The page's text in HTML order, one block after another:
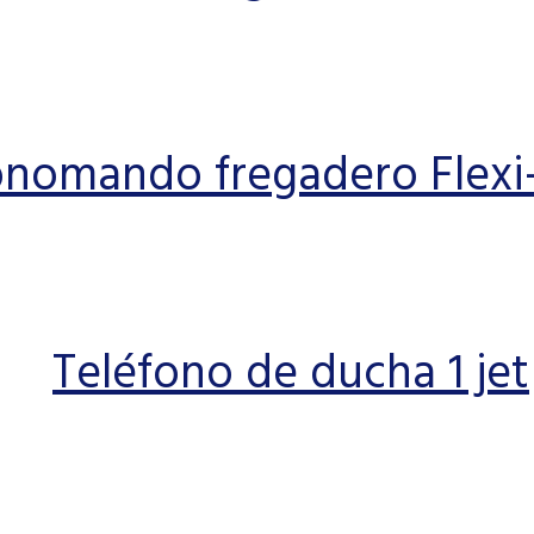
fregadero
Teléfono de ducha 1 jet